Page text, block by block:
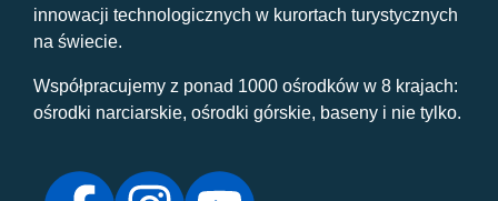
innowacji technologicznych w kurortach turystycznych
na świecie.
Współpracujemy z ponad 1000 ośrodków w 8 krajach:
ośrodki narciarskie, ośrodki górskie, baseny i nie tylko.